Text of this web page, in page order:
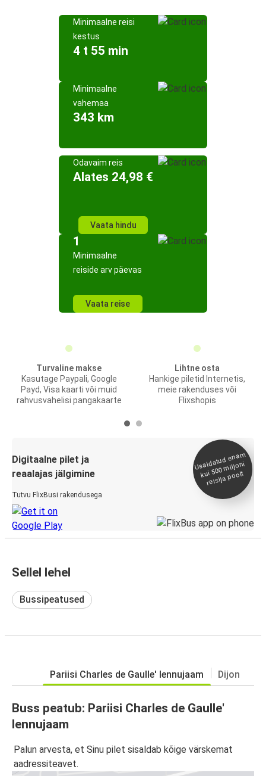
Minimaalne reisi
kestus
4 t 55 min
Minimaalne
vahemaa
343 km
Odavaim reis
Alates 24,98 €
Vaata hindu
1
Minimaalne
reiside arv päevas
Vaata reise
Turvaline makse
Kasutage Paypali, Google
Payd, Visa kaarti või muid
rahvusvahelisi pangakaarte
Lihtne osta
Hankige piletid Internetis,
meie rakenduses või
Flixshopis
Digitaalne pilet ja
reaalajas jälgimine
Tutvu FlixBusi rakendusega
Usaldatud ena
m
kui 500
miljoni
reisija poolt
Sellel lehel
Bussipeatused
Pariisi Charles de Gaulle' lennujaam Dijon
Buss peatub: Pariisi Charles de Gaulle'
lennujaam
Palun arvesta, et Sinu pilet sisaldab kõige värskemat
aadressiteavet.